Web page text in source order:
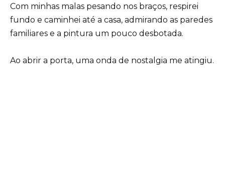
Com minhas malas pesando nos braços, respirei
fundo e caminhei até a casa, admirando as paredes
familiares e a pintura um pouco desbotada.
Ao abrir a porta, uma onda de nostalgia me atingiu.